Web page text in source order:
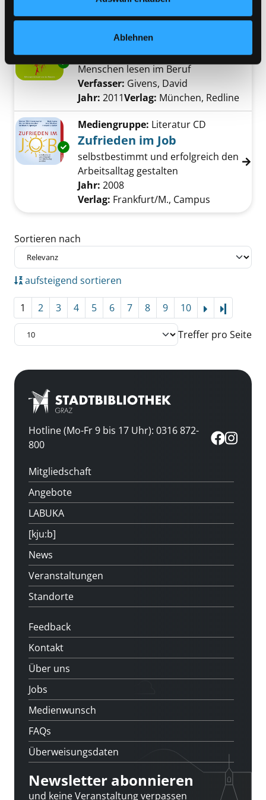
Ablehnen
Exemplar-Details von Die Macht der
Mediengruppe:Sachbuch
Die Macht der
Körpersprache
Menschen lesen im Beruf
Verfasser: Givens, David
Jahr: 2011Verlag: München, Redline
Exemplar-Details von Zufrieden im Job
Mediengruppe: Literatur CD
Zufrieden im Job
selbstbestimmt und erfolgreich den
Arbeitsalltag gestalten
Suche nach diesem Verfasser
Jahr: 2008
Verlag: Frankfurt/M., Campus
Zu den Suchfiltern springen
Sortieren nach
aufsteigend sortieren
1 2 3 4 5 6 7 8 9 10
Treffer pro Seite
Hotline (Mo-Fr 9 bis 17 Uhr): 0316 872-
800
Mitgliedschaft
Angebote
LABUKA
[kju:b]
News
Veranstaltungen
Standorte
Feedback
Kontakt
Über uns
Jobs
Medienwunsch
FAQs
Überweisungsdaten
Newsletter abonnieren
und keine Veranstaltung verpassen